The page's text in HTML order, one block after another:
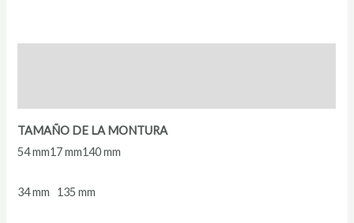
TAMAÑO DE LA MONTURA
54 mm17 mm140 mm
34 mm 135 mm